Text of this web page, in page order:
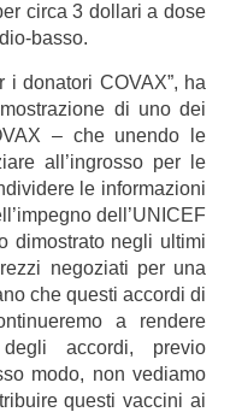
circa 3 dollari a dose
basso.
i donatori COVAX”, ha
di uno dei
– che unendo le
all’ingrosso per le
le informazioni
dell’UNICEF
dimostrato negli ultimi
negoziati per una
che questi accordi di
a rendere
accordi, previo
modo, non vediamo
questi vaccini ai